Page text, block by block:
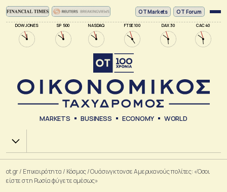
DOW JONES SP 500 NASDAQ FTSE 100 DAX 30 CAC 40
ΟΤ Markets OT Forum
MARKETS BUSINESS ECONOMY WORLD
Χ.Α.
ot.gr/ Επικαιρότητα / Κόσμος/Ουάσινγκτον σε Αμερικανούς πολίτες: «Όσοι
είστε στη Ρωσία φύγετε αμέσως»